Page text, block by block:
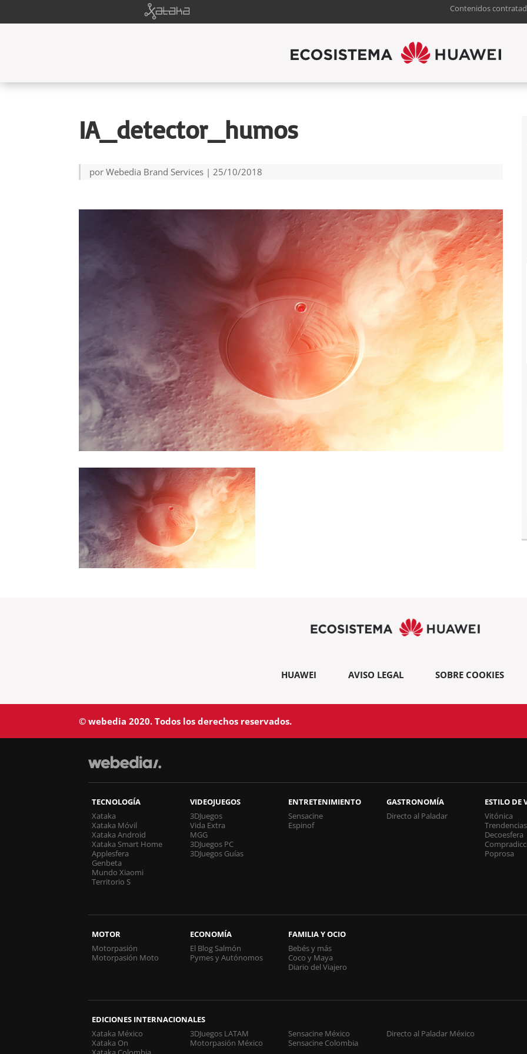
Contenidos
IA_detector_humos
porWebedia Brand Services |25/10/2018
HUAWEI AVISO LEGAL SOBRE COOKIES
© webedia 2020. Todos los derechos reservados.
TECNOLOGÍA
Xataka
Xataka Móvil
Xataka Android
Xataka Smart Home
Applesfera
Genbeta
Mundo Xiaomi
Territorio S
VIDEOJUEGOS
3DJuegos
Vida Extra
MGG
3DJuegos PC
3DJuegos Guías
ENTRETENIMIENTO
Sensacine
Espinof
GASTRONOMÍA
Directo al Paladar
ESTILO DE
Vitónica
Trendencias
Decoesfera
Poprosa
MOTOR
Motorpasión
Motorpasión Moto
ECONOMÍA
El Blog Salmón
Pymes y Autónomos
FAMILIA Y OCIO
Bebés y más
Coco y Maya
Diario del Viajero
EDICIONES INTERNACIONALES
Xataka México
Xataka On
3DJuegos LATAM
Motorpasión México
Sensacine México
Sensacine Colombia
Directo al Paladar México